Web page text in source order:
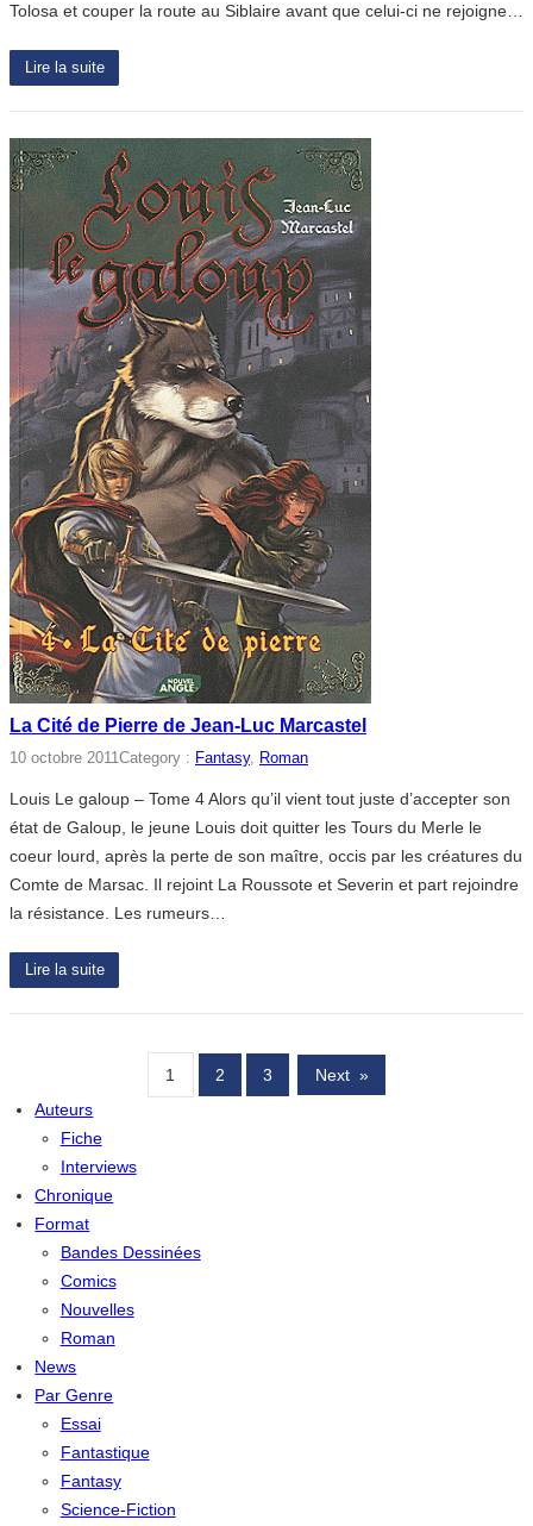
Tolosa et couper la route au Siblaire avant que celui-ci ne rejoigne…
Lire la suite
La Cité de Pierre de Jean-Luc Marcastel
10 octobre 2011Category : Fantasy, Roman
Louis Le galoup – Tome 4 Alors qu’il vient tout juste d’accepter son
état de Galoup, le jeune Louis doit quitter les Tours du Merle le
coeur lourd, après la perte de son maître, occis par les créatures du
Comte de Marsac. Il rejoint La Roussote et Severin et part rejoindre
la résistance. Les rumeurs…
Lire la suite
1 2 3 Next »
Auteurs
Fiche
Interviews
Chronique
Format
Bandes Dessinées
Comics
Nouvelles
Roman
News
Par Genre
Essai
Fantastique
Fantasy
Science-Fiction